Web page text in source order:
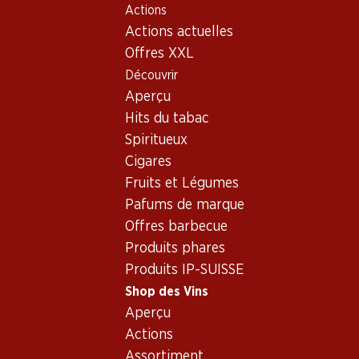
Actions
Actions actuelles
Offres XXL
Découvrir
Aperçu
Hits du tabac
Spiritueux
Cigares
Fruits et Légumes
Pafums de marque
Offres barbecue
Produits phares
Produits IP-SUISSE
Shop des Vins
Aperçu
Actions
Shop des Vins
Italie
Toscane
Barbanera Gigino 80° Anniversario Rosso Toscana IGT
Recto Verso